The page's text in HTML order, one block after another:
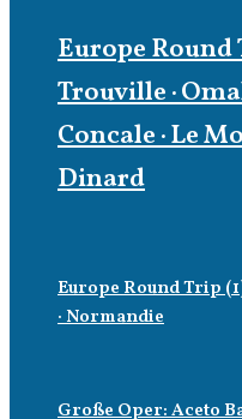
Europe Round
Trouville ·
Concale · Le
Dinard
Europe Round Trip
· Normandie
Große Oper: Aceto